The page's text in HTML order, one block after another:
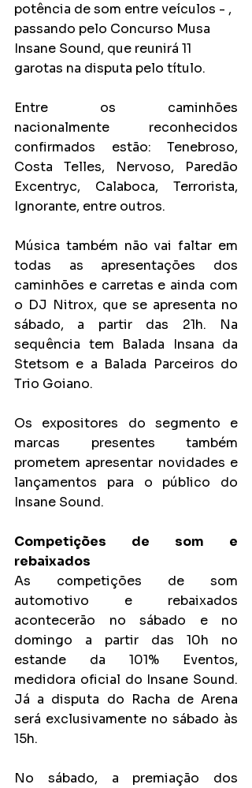
potência de som entre veículos - ,
passando pelo Concurso Musa
Insane Sound, que reunirá 11
garotas na disputa pelo título.
Entre os caminhões
nacionalmente reconhecidos
confirmados estão: Tenebroso,
Costa Telles, Nervoso, Paredão
Excentryc, Calaboca, Terrorista,
Ignorante, entre outros.
Música também não vai faltar em
todas as apresentações dos
caminhões e carretas e ainda com
o DJ Nitrox, que se apresenta no
sábado, a partir das 21h. Na
sequência tem Balada Insana da
Stetsom e a Balada Parceiros do
Trio Goiano.
Os expositores do segmento e
marcas presentes também
prometem apresentar novidades e
lançamentos para o público do
Insane Sound.
Competições de som e
rebaixados
As competições de som
automotivo e rebaixados
acontecerão no sábado e no
domingo a partir das 10h no
estande da 101% Eventos,
medidora oficial do Insane Sound.
Já a disputa do Racha de Arena
será exclusivamente no sábado às
15h.
No sábado, a premiação dos